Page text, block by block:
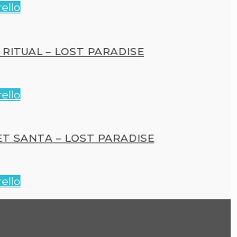
– LOST PARADISE
SANTA – LOST PARADISE